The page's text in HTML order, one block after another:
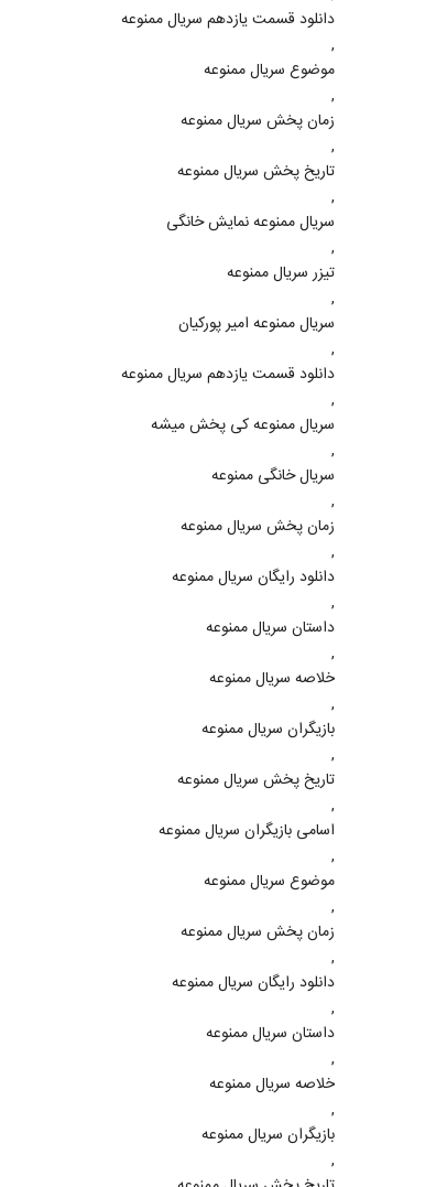
دانلود قسمت یازدهم سریال ممنوعه
,
موضوع سریال ممنوعه
,
زمان پخش سریال ممنوعه
,
تاریخ پخش سریال ممنوعه
,
سریال ممنوعه نمایش خانگی
,
تیزر سریال ممنوعه
,
سریال ممنوعه امیر پورکیان
,
دانلود قسمت یازدهم سریال ممنوعه
,
سریال ممنوعه کی پخش میشه
,
سریال خانگی ممنوعه
,
زمان پخش سریال ممنوعه
,
دانلود رایگان سریال ممنوعه
,
داستان سریال ممنوعه
,
خلاصه سریال ممنوعه
,
بازیگران سریال ممنوعه
,
تاریخ پخش سریال ممنوعه
,
اسامی بازیگران سریال ممنوعه
,
موضوع سریال ممنوعه
,
زمان پخش سریال ممنوعه
,
دانلود رایگان سریال ممنوعه
,
داستان سریال ممنوعه
,
خلاصه سریال ممنوعه
,
بازیگران سریال ممنوعه
,